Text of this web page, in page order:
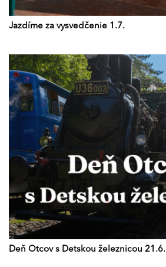
Jazdíme za vysvedčenie 1.7.
Deň Otcov s Detskou železnicou 21.6.